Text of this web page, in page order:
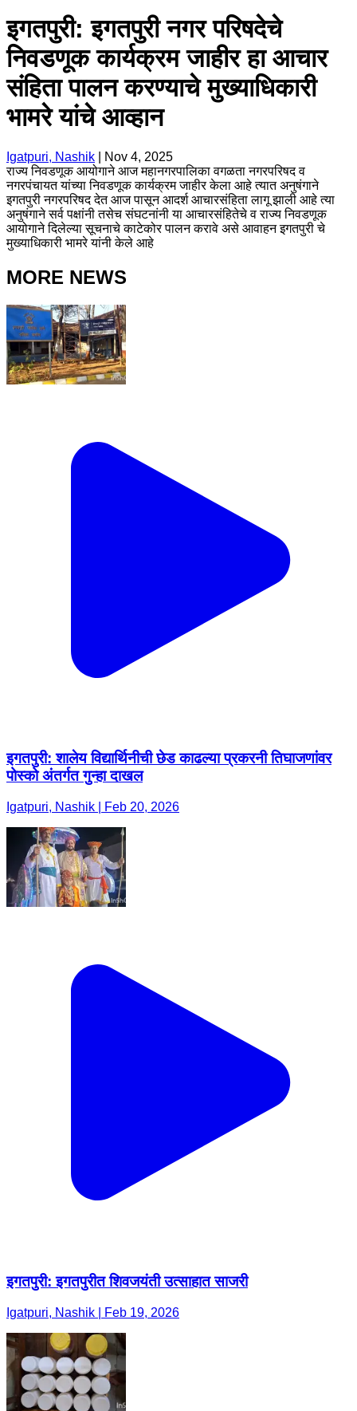
इगतपुरी: इगतपुरी नगर परिषदेचे
निवडणूक कार्यक्रम जाहीर हा आचार
संहिता पालन करण्याचे मुख्याधिकारी
भामरे यांचे आव्हान
Igatpuri, Nashik
Nov 4, 2025
राज्य निवडणूक आयोगाने आज महानगरपालिका वगळता नगरपरिषद व
नगरपंचायत यांच्या निवडणूक कार्यक्रम जाहीर केला आहे त्यात अनुषंगाने
इगतपुरी नगरपरिषद देत आज पासून आदर्श आचारसंहिता लागू झाली आहे त्या
अनुषंगाने सर्व पक्षांनी तसेच संघटनांनी या आचारसंहितेचे व राज्य निवडणूक
आयोगाने दिलेल्या सूचनाचे काटेकोर पालन करावे असे आवाहन इगतपुरी चे
मुख्याधिकारी भामरे यांनी केले आहे
MORE NEWS
इगतपुरी: शालेय विद्यार्थिनीची छेड काढल्या प्रकरनी तिघाजणांवर
पोस्को अंतर्गत गुन्हा दाखल
Igatpuri, Nashik | Feb 20, 2026
इगतपुरी: इगतपुरीत शिवजयंती उत्साहात साजरी
Igatpuri, Nashik | Feb 19, 2026